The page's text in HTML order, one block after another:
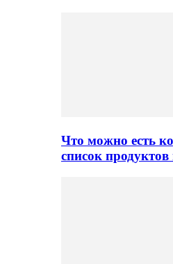
Что можно есть
список